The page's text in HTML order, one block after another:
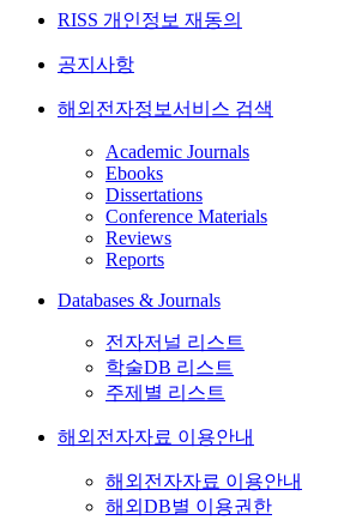
RISS 개인정보 재동의
공지사항
해외전자정보서비스 검색
Academic Journals
Ebooks
Dissertations
Conference Materials
Reviews
Reports
Databases & Journals
전자저널 리스트
학술DB 리스트
주제별 리스트
해외전자자료 이용안내
해외전자자료 이용안내
해외DB별 이용권한